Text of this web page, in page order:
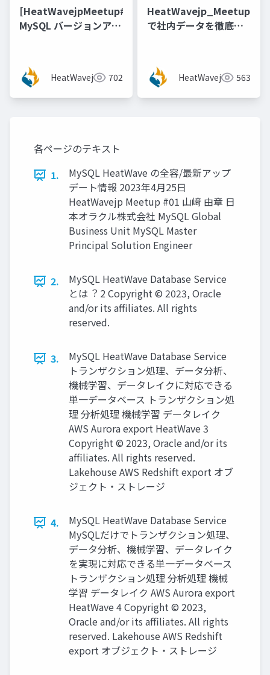
[HeatWavejpMeetup#17]
MySQL バージョンアッ
山 隆輔氏 (日本オラク
ル株式会社)]HeatWavejp 702
で社内データを徹底活
HeatWavejp 563
各ページのテキスト
1.
MySQL HeatWave の全容/最新アップ
デート情報 2023年4⽉25⽇
HeatWavejp Meetup #01 ⼭﨑 由章 ⽇
本オラクル株式会社 MySQL Global
Business Unit MySQL Master
Principal Solution Engineer
2.
MySQL HeatWave Database Service
とは︖ 2 Copyright © 2023, Oracle
and/or its affiliates. All rights
reserved.
3.
MySQL HeatWave Database Service
トランザクション処理、データ分析、
機械学習、データレイクに対応できる
単⼀データベース トランザクション処
理 分析処理 機械学習 データレイク
AWS Aurora export HeatWave 3
Copyright © 2023, Oracle and/or its
affiliates. All rights reserved.
Lakehouse AWS Redshift export オブ
ジェクト・ストレージ
4.
MySQL HeatWave Database Service
MySQLだけでトランザクション処理、
データ分析、機械学習、データレイク
を実現に対応できる単⼀データベース
トランザクション処理 分析処理 機械
学習 データレイク AWS Aurora export
HeatWave 4 Copyright © 2023,
Oracle and/or its affiliates. All rights
reserved. Lakehouse AWS Redshift
export オブジェクト・ストレージ